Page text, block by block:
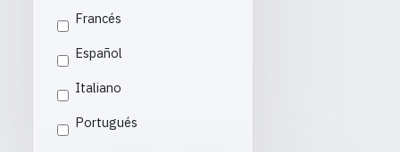
Francés
Español
Italiano
Portugués